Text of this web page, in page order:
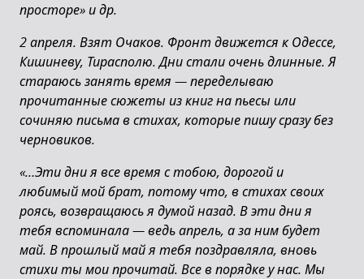
просторе» и др.
2 апреля. Взят Очаков. Фронт движется к Одессе,
Кишиневу, Тирасполю. Дни стали очень длинные. Я
стараюсь занять время — переделываю
прочитанные сюжеты из книг на пьесы или
сочиняю письма в стихах, которые пишу сразу без
черновиков.
«…Эти дни я все время с тобою, дорогой и
любимый мой брат, потому что, в стихах своих
роясь, возвращаюсь я думой назад. В эти дни я
тебя вспоминала — ведь апрель, а за ним будет
май. В прошлый май я тебя поздравляла, вновь
стихи ты мои прочитай. Все в порядке у нас. Мы